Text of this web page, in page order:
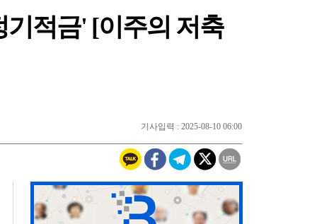
적금' [이주의 저축
기사입력 : 2025-08-10 06:00